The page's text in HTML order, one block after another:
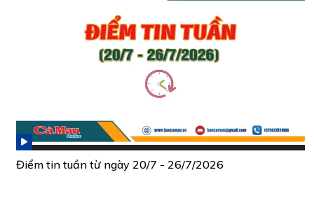
Điểm tin tuần từ ngày 20/7 - 26/7/2026